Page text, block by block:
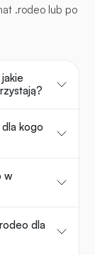
.rodeo lub po
kogo
w
dla